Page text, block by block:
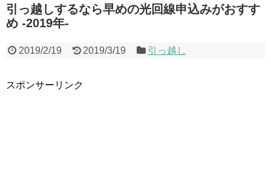
引っ越しするなら早めの光回線申込みがおすす
め -2019年-
2019/2/19 2019/3/19 引っ越し
スポンサーリンク